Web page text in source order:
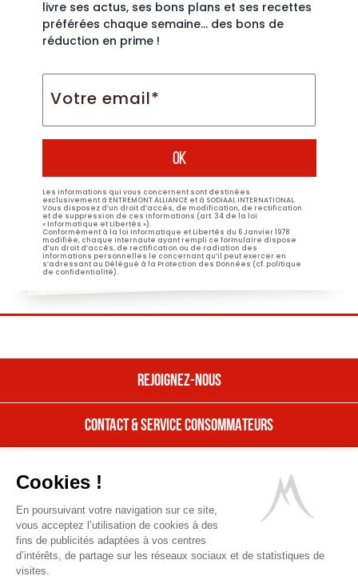
livre ses actus, ses bons plans et ses recettes
préférées chaque semaine… des bons de
réduction en prime !
email*
Les informations qui vous concernent sont destinées
exclusivement à ENTREMONT ALLIANCE et à SODIAAL INTERNATIONAL.
Vous disposez d’un droit d’accès, de modification, de rectification
et de suppression de ces informations (art. 34 de la loi
« Informatique et Libertés »).
Conformément à la loi Informatique et Libertés du 6 Janvier 1978
modifiée, chaque internaute ayant rempli ce formulaire dispose
d’un droit d’accès, de rectification ou de radiation des
informations personnelles le concernant qu’il peut exercer en
s’adressant au Délégué à la Protection des Données (cf. politique
de confidentialité).
REJOIGNEZ-NOUS
REJOIGNEZ NOUS
Nous rejoindre
Ressources Humaines,
Une entreprise fière de ses valeurs
Découvrir
CONTACT & SERVICE CONSOMMATEURS
CONTACT & SERVICE CONSOMMATEURS
Contactez Entremont
Une question, une suggestion, une
remarque sur nos produits ? Nous
sommes à votre écoute.
Mentions Légales
gestions des cookies & données personnelles
POUR VOTRE SANTÉ, MANGEZ 5 FRUITS ET LÉGUMES
Cookies !
En poursuivant votre navigation sur ce site,
vous acceptez l’utilisation de cookies à des
fins de publicités adaptées à vos centres
d’intérêts, de partage sur les réseaux sociaux et de statistiques de
visites.